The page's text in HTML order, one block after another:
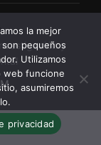
y
la mejor
pequeños
Utilizamos
web funcione
asumiremos
privacidad